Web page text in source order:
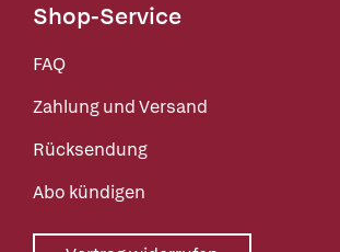
Shop-Service
FAQ
Zahlung und Versand
Rücksendung
Abo kündigen